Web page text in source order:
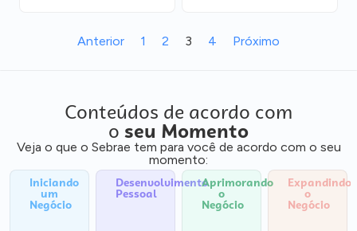
Anterior 1 2 3 4 Próximo
Conteúdos de acordo com
o seu Momento
Veja o que o Sebrae tem para você de acordo com o seu
momento:
Iniciando
um
Negócio
Desenvolvimento
Pessoal
Aprimorando
o
Negócio
Expandindo
o
Negócio